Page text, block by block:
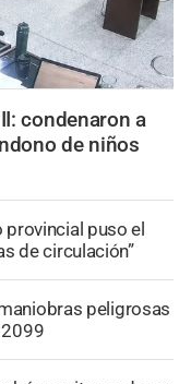
condenaron a
de niños
provincial puso el
de circulación”
peligrosas